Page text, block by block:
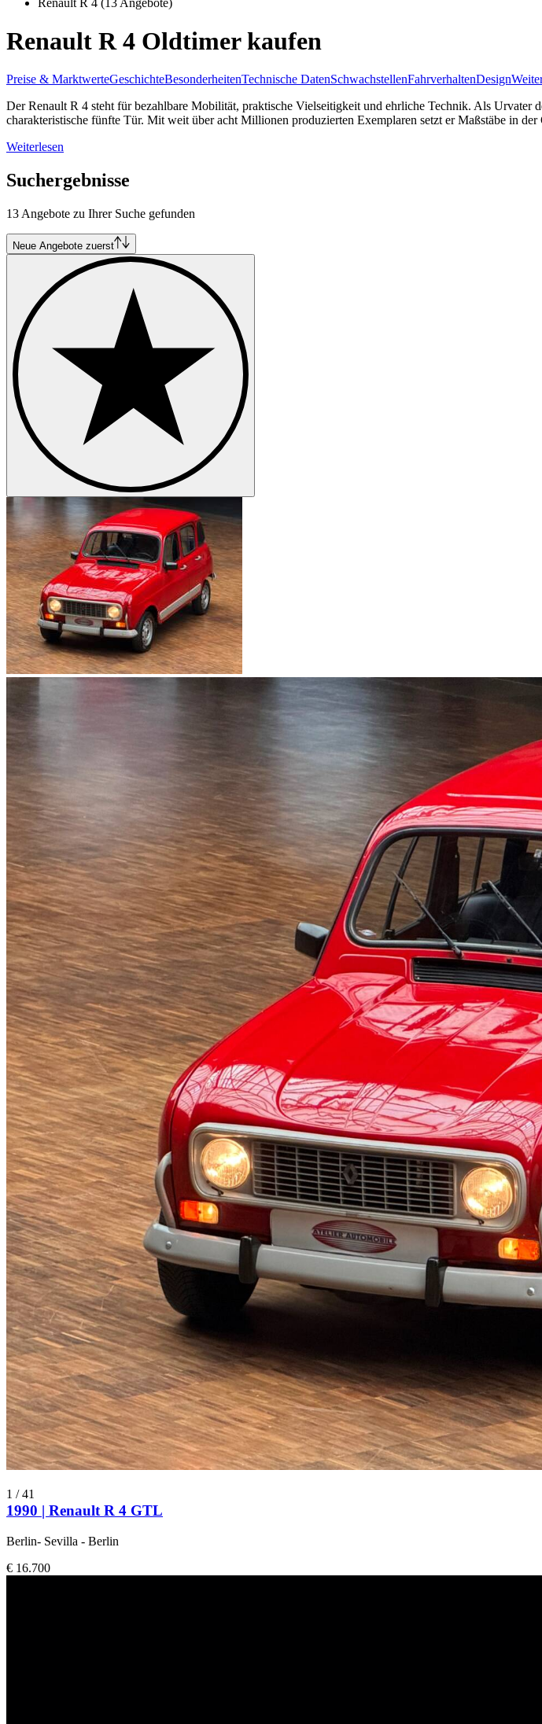
Renault R 4 Oldtimer kaufen
Preise & MarktwerteGeschichteBesonderheitenTechnische DatenSchwachstellenFahrverhaltenDesign
Der Renault R 4 steht für bezahlbare Mobilität, praktische Vielseitigkeit und ehrliche Technik. Als Urvater
charakteristische fünfte Tür. Mit weit über acht Millionen produzierten Exemplaren setzt er Maßstäbe in der
Weiterlesen
Suchergebnisse
13 Angebote zu Ihrer Suche gefunden
Neue Angebote zuerst
1 /41
1990 | Renault R 4 GTL
Berlin- Sevilla - Berlin
€ 16.700